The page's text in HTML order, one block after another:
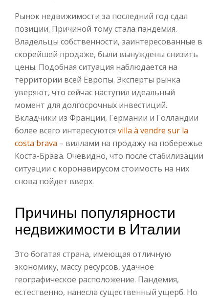
Рынок недвижимости за последний год сдал
позиции. Причиной тому стала пандемия.
Владельцы собственности, заинтересованные в
скорейшей продаже, были вынуждены снизить
цены. Подобная ситуация наблюдается на
территории всей Европы. Эксперты рынка
уверяют, что сейчас наступил идеальный
момент для долгосрочных инвестиций.
Вкладчики из Франции, Германии и Голландии
более всего интересуются villa à vendre sur la
costa brava – виллами на продажу на побережье
Коста-Брава. Очевидно, что после стабилизации
ситуации с коронавирусом стоимость на них
снова пойдет вверх.
Причины популярности
недвижимости в Италии
Это богатая страна, имеющая отличную
экономику, массу ресурсов, удачное
географическое расположение. Пандемия,
естественно, нанесла существенный ущерб. Но